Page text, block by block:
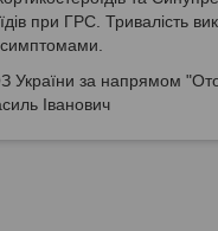
при ГРС. Тривалість
України за напрямом
Іванович